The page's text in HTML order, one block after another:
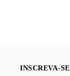
INSCREVA-